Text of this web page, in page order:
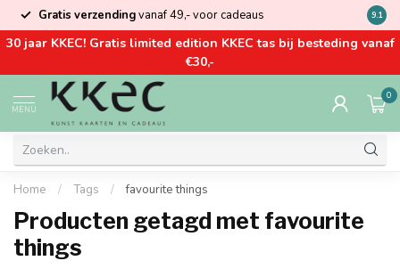
Gratis verzendingvanaf 49,- voor cadeaus Kom
9.1
30 jaar KKEC! Gratis limited edition KKEC tas bij besteding vanaf
€30,-
MENU
0
Home / Tags / favourite things
Producten getagd met favourite
things